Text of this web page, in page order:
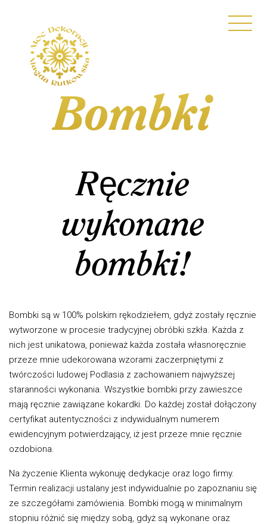
Bombki
Ręcznie
wykonane
bombki!
Bombki są w 100% polskim rękodziełem, gdyż zostały ręcznie
wytworzone w procesie tradycyjnej obróbki szkła. Każda z
nich jest unikatowa, ponieważ każda została własnoręcznie
przeze mnie udekorowana wzorami zaczerpniętymi z
twórczości ludowej Podlasia z zachowaniem najwyższej
staranności wykonania. Wszystkie bombki przy zawieszce
mają ręcznie zawiązane kokardki. Do każdej został dołączony
certyfikat autentyczności z indywidualnym numerem
ewidencyjnym potwierdzający, iż jest przeze mnie ręcznie
ozdobiona.
Na życzenie Klienta wykonuję dedykacje oraz logo firmy.
Termin realizacji ustalany jest indywidualnie po zapoznaniu się
ze szczegółami zamówienia. Bombki mogą w minimalnym
stopniu różnić się między sobą, gdyż są wykonane oraz